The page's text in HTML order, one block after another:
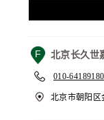
F 北京长久世
010-64189180
北京市朝阳区